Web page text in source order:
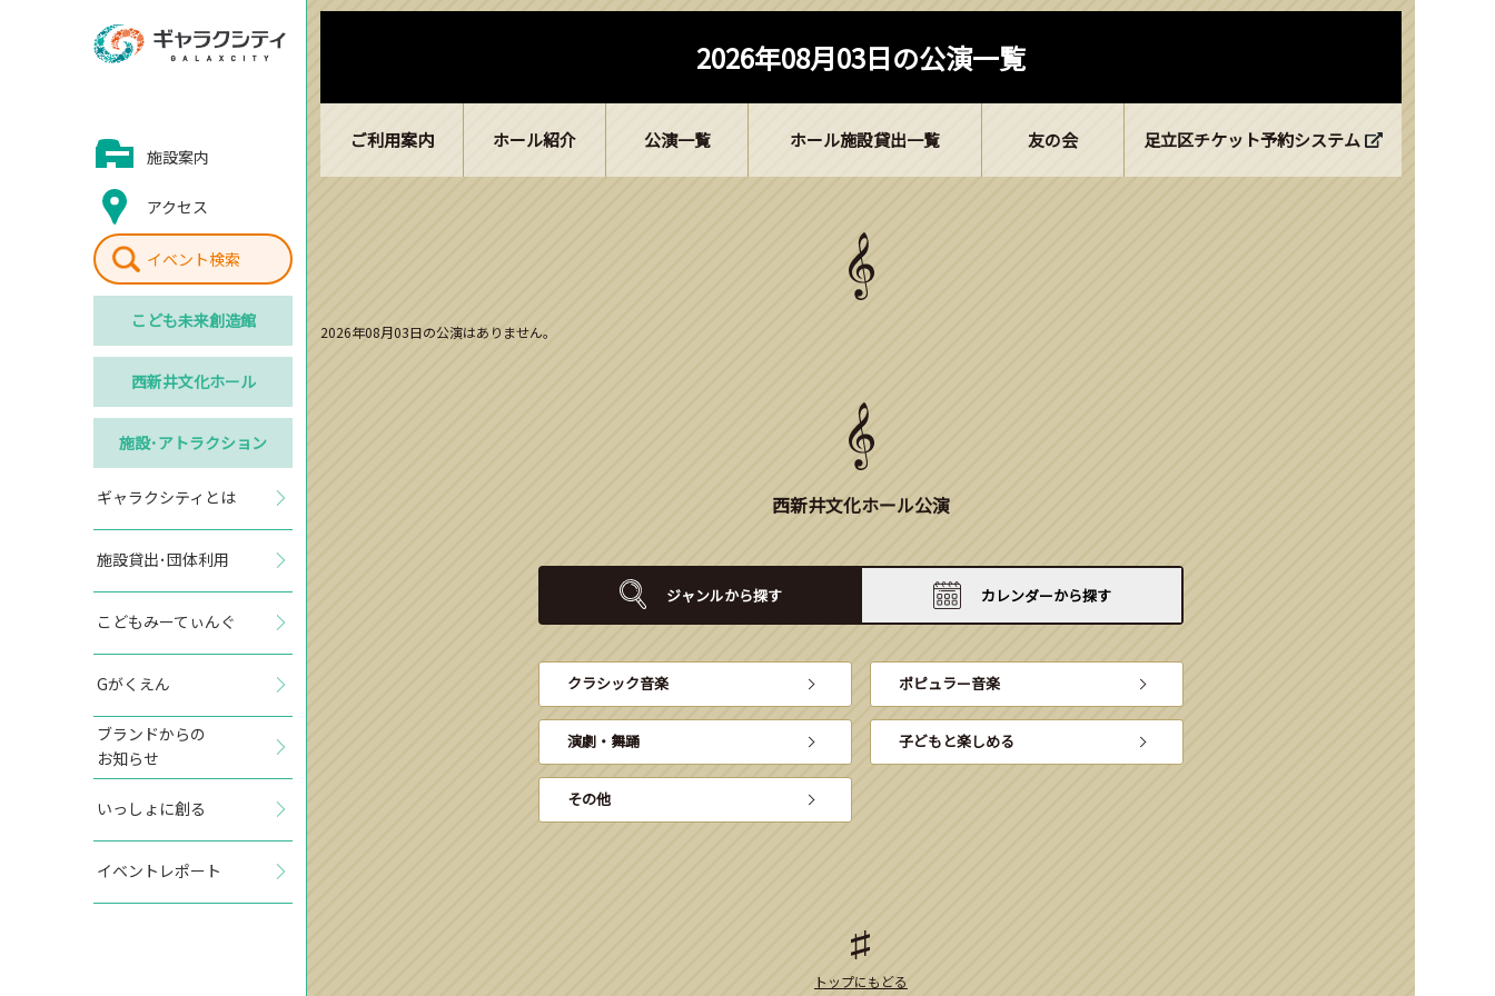
施設案内
アクセス
イベント検索
こども未来創造館
西新井文化ホール
施設･アトラクション
ギャラクシティとは
施設貸出･団体利用
こどもみーてぃんぐ
Gがくえん
ブランドからの
お知らせ
いっしょに創る
イベントレポート
2026年08月03日の公演一覧
ご利用案内 ホール紹介 公演一覧 ホール施設貸出一覧 友の会 足立区チケット予約システム
2026年08月03日の公演はありません。
西新井文化ホール公演
ジャンルから探す カレンダーから探す
クラシック音楽 ポピュラー音楽
演劇・舞踊 子どもと楽しめる
その他
トップにもどる